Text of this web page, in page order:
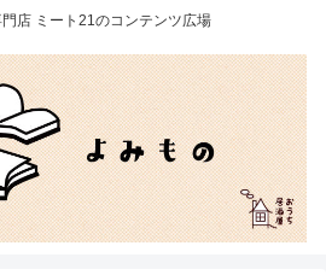
店 ミート21のコンテンツ広場